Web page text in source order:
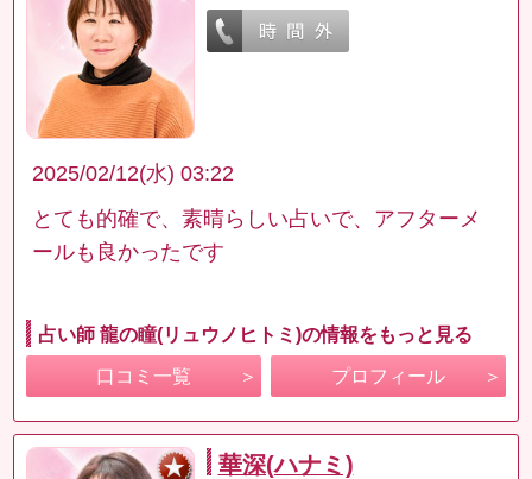
2025/02/12(水) 03:22
とても的確で、素晴らしい占いで、アフターメ
ールも良かったです
占い師 龍の瞳(リュウノヒトミ)の情報をもっと見る
口コミ一覧 プロフィール
華深(ハナミ)